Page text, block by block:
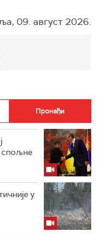
09. август 2026.
спољне
у